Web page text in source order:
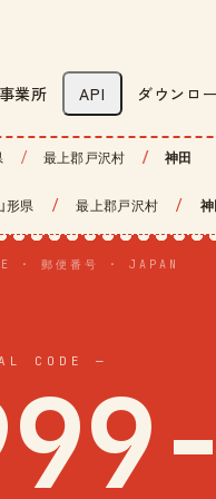
事業所 API ダウンロ
最上郡戸沢村 神田
形県 / 最上郡戸沢村 /
· 郵便番号 · JAPAN
CODE —